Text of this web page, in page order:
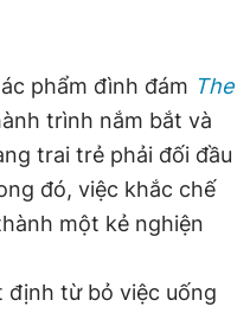
phẩm đình đám The
trình nắm bắt và
trai trẻ phải đối đầu
đó, việc khắc chế
một kẻ nghiện
định từ bỏ việc uống